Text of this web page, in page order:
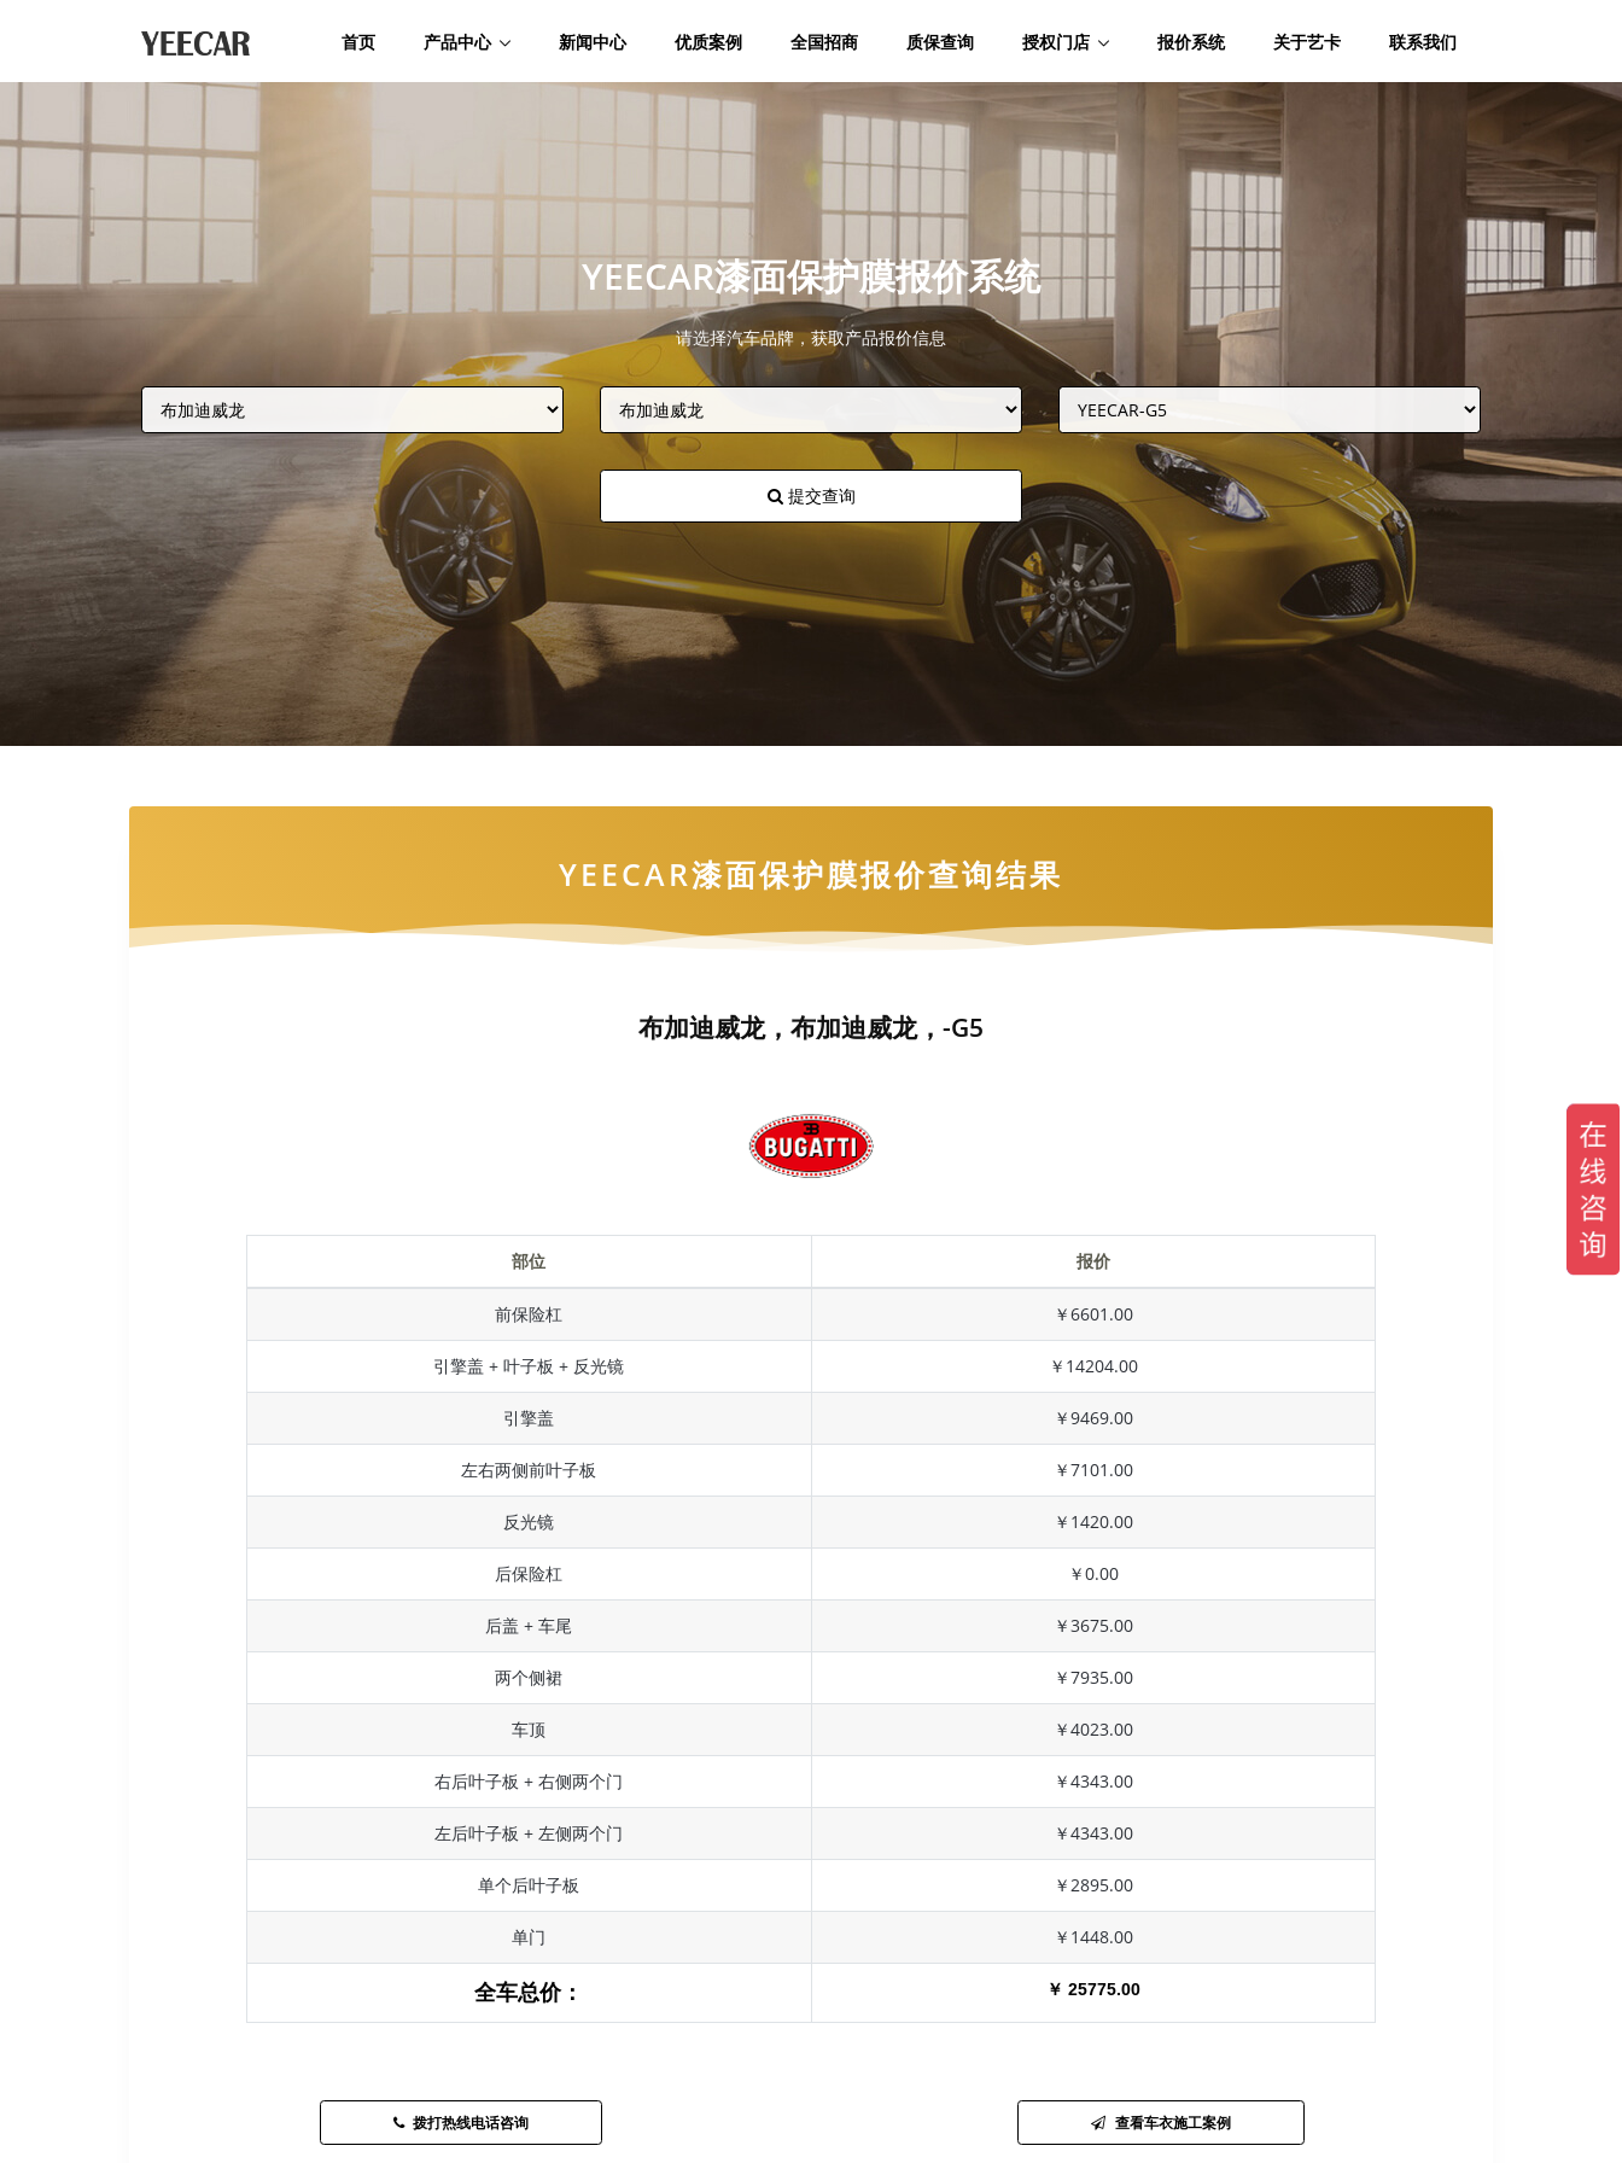
首页 产品中心 新闻中心 优质案例 全国招商 质保查询 授权门店 报价系统 关于艺卡 联系我们
YEECAR漆面保护膜报价系统
请选择汽车品牌，获取产品报价信息
提交查询
YEECAR漆面保护膜报价查询结果
布加迪威龙，布加迪威龙，-G5
部位 报价
前保险杠 ￥6601.00
引擎盖 + 叶子板 + 反光镜 ￥14204.00
引擎盖 ￥9469.00
左右两侧前叶子板 ￥7101.00
反光镜 ￥1420.00
后保险杠 ￥0.00
后盖 + 车尾 ￥3675.00
两个侧裙 ￥7935.00
车顶 ￥4023.00
右后叶子板 + 右侧两个门 ￥4343.00
左后叶子板 + 左侧两个门 ￥4343.00
单个后叶子板 ￥2895.00
单门 ￥1448.00
全车总价： ￥ 25775.00
拨打热线电话咨询 查看车衣施工案例